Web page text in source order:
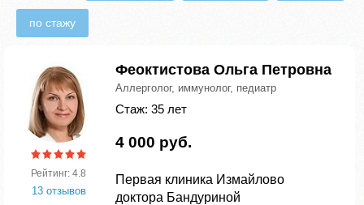
по стажу
Рейтинг: 4.8
13 отзывов
Феоктистова Ольга Петровна
Аллерголог, иммунолог, педиатр
Стаж: 35 лет
4 000 руб.
Первая клиника Измайлово
доктора Бандуриной